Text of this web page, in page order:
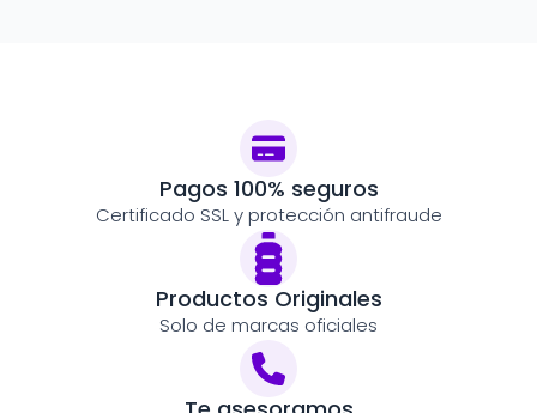
Pagos 100% seguros
Certificado SSL y protección antifraude
Productos Originales
Solo de marcas oficiales